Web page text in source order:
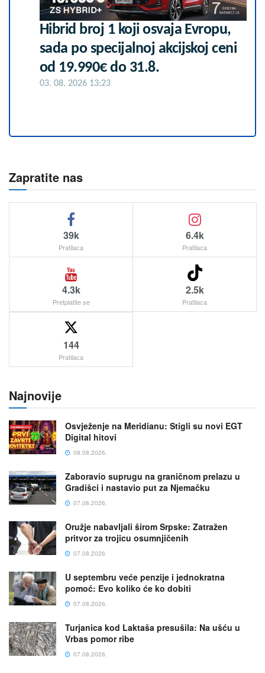
Hibrid broj 1 koji osvaja Evropu,
sada po specijalnoj akcijskoj ceni
od 19.990€ do 31.8.
03. 08. 2026 13:23
Zapratite nas
39k
Pratilaca
6.4k
Pratilaca
4.3k
Pretplatite se
2.5k
Pratilaca
144
Pratilaca
Najnovije
Osvježenje na Meridianu: Stigli su novi EGT
Digital hitovi
08.08.2026.
Zaboravio suprugu na graničnom prelazu u
Gradišci i nastavio put za Njemačku
07.08.2026.
Oružje nabavljali širom Srpske: Zatražen
pritvor za trojicu osumnjičenih
07.08.2026.
U septembru veće penzije i jednokratna
pomoć: Evo koliko će ko dobiti
07.08.2026.
Turjanica kod Laktaša presušila: Na ušću u
Vrbas pomor ribe
07.08.2026.